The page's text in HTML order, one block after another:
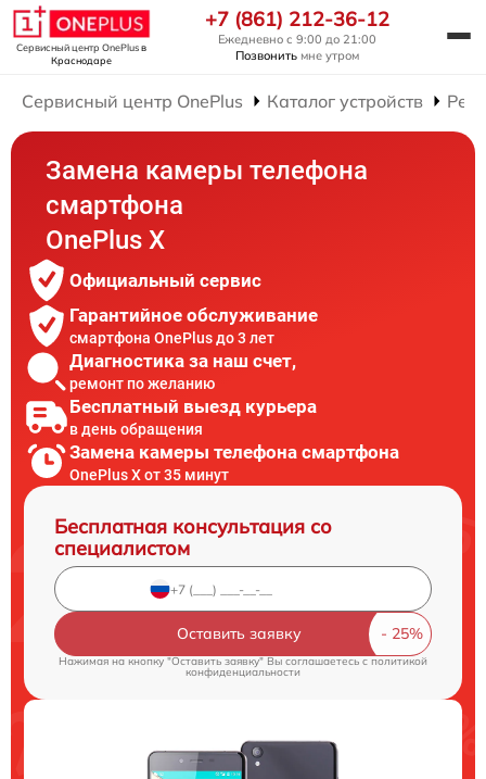
Сервисный центр OnePlusв
Краснодаре
+7 (861) 212-36-12
Ежедневно с 9:00 до 21:00
Позвонить мне утром
Сервисный центр OnePlus Каталог устройств
Замена камеры телефона
смартфона
OnePlus X
Официальный сервис
Гарантийное обслуживание
смартфона OnePlus до 3 лет
Диагностика за наш счет,
ремонт по желанию
Бесплатный выезд курьера
в день обращения
Замена камеры телефона смартфона
OnePlus X от 35 минут
Бесплатная консультация со
специалистом
Оставить заявку
Нажимая на кнопку "Оставить заявку" Вы соглашаетесь c политикой
конфиденциальности